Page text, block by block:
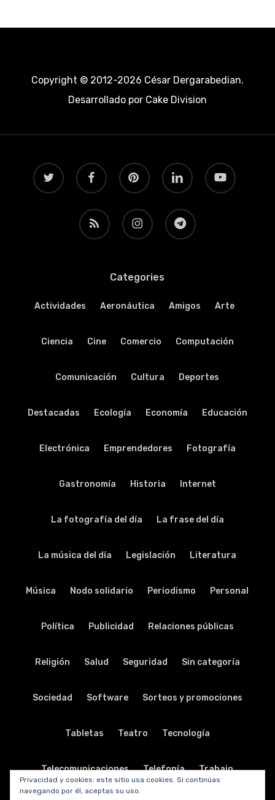
Copyright © 2012-2026 César Dergarabedian.
Desarrollado porCake Division
twitter facebook pinterest linkedin youtube
RSS instagram telegram
Categories
Actividades Aeronáutica Amigos Arte
Ciencia Cine Comercio Computación
Comunicación Cultura Deportes
Destacadas Ecología Economía Educación
Electrónica Emprendedores Fotografía
Gastronomía Historia Internet
La fotografía del día La frase del día
La música del día Legislación Literatura
Música Nodo solidario Periodismo Personal
Política Publicidad Relaciones públicas
Religión Salud Seguridad Sin categoría
Sociedad Software Sorteos y promociones
Tabletas Teatro Tecnología
Telecomunicaciones Telefonía Trabajo
Privacidad y cookies: este sitio usa cookies. Si continúas
navegando por él, aceptas su uso.